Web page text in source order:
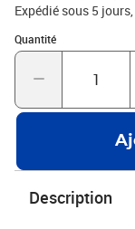
Expédié sous 5
Quantité
Quantité : 1
Description